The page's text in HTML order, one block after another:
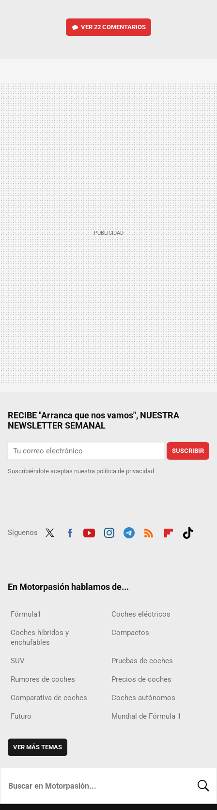
VER 22 COMENTARIOS
RECIBE "Arranca que nos vamos", NUESTRA
NEWSLETTER SEMANAL
SUSCRIBIR
Suscribiéndote aceptas nuestra política de privacidad
Síguenos
En Motorpasión hablamos de...
Fórmula1 Coches eléctricos
Coches híbridos y
enchufables
Compactos
SUV Pruebas de coches
Rumores de coches Precios de coches
Comparativa de coches Coches autónomos
Futuro Mundial de Fórmula 1
VER MÁS TEMAS